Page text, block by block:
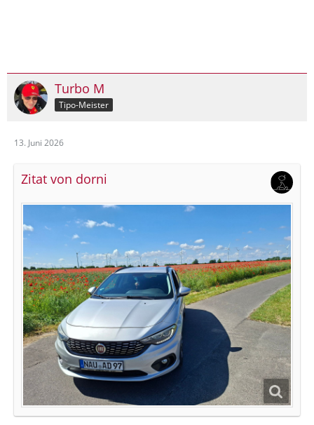
Turbo M
Tipo-Meister
13. Juni 2026
Zitat von dorni